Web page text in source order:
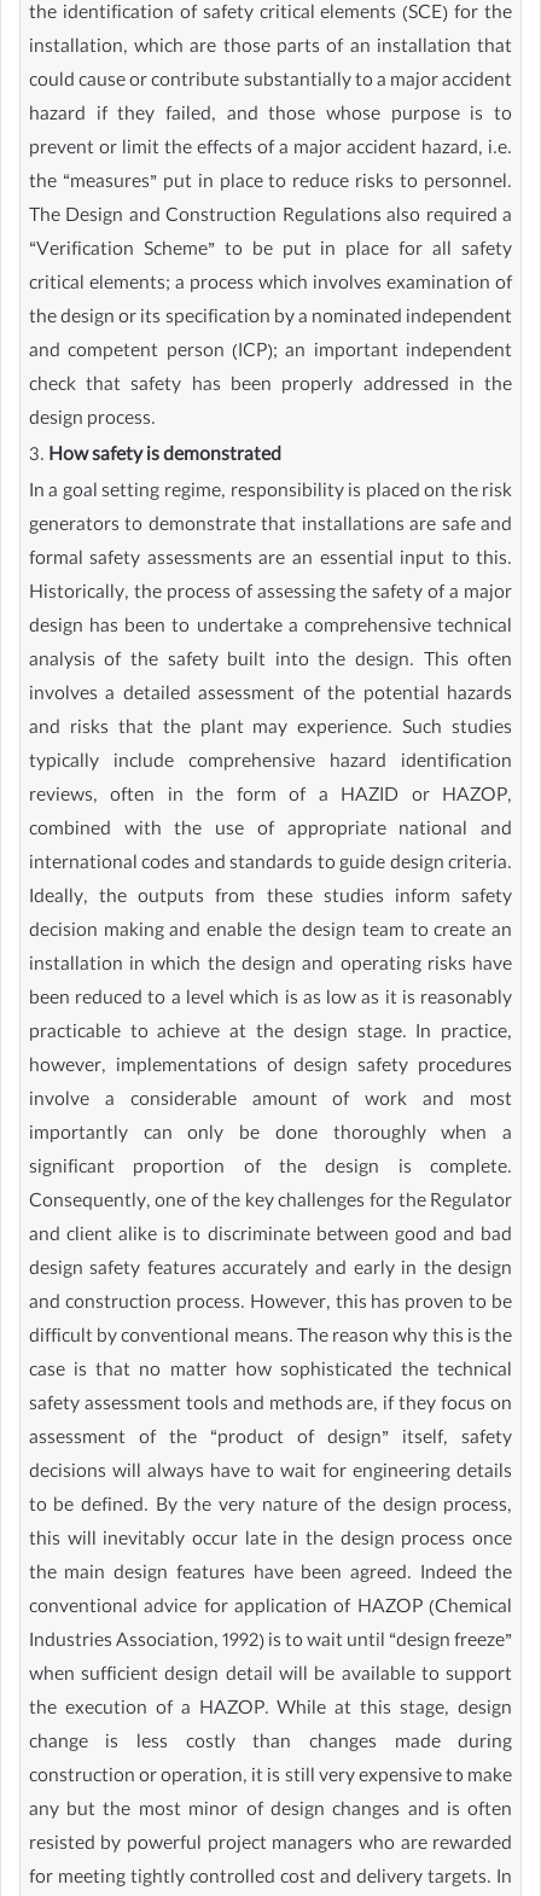
the identification of safety critical elements (SCE) for the
installation, which are those parts of an installation that
could cause or contribute substantially to a major accident
hazard if they failed, and those whose purpose is to
prevent or limit the effects of a major accident hazard, i.e.
the “measures” put in place to reduce risks to personnel.
The Design and Construction Regulations also required a
“Verification Scheme” to be put in place for all safety
critical elements; a process which involves examination of
the design or its specification by a nominated independent
and competent person (ICP); an important independent
check that safety has been properly addressed in the
design process.
3. How safety is demonstrated
In a goal setting regime, responsibility is placed on the risk
generators to demonstrate that installations are safe and
formal safety assessments are an essential input to this.
Historically, the process of assessing the safety of a major
design has been to undertake a comprehensive technical
analysis of the safety built into the design. This often
involves a detailed assessment of the potential hazards
and risks that the plant may experience. Such studies
typically include comprehensive hazard identification
reviews, often in the form of a HAZID or HAZOP,
combined with the use of appropriate national and
international codes and standards to guide design criteria.
Ideally, the outputs from these studies inform safety
decision making and enable the design team to create an
installation in which the design and operating risks have
been reduced to a level which is as low as it is reasonably
practicable to achieve at the design stage. In practice,
however, implementations of design safety procedures
involve a considerable amount of work and most
importantly can only be done thoroughly when a
significant proportion of the design is complete.
Consequently, one of the key challenges for the Regulator
and client alike is to discriminate between good and bad
design safety features accurately and early in the design
and construction process. However, this has proven to be
difficult by conventional means. The reason why this is the
case is that no matter how sophisticated the technical
safety assessment tools and methods are, if they focus on
assessment of the “product of design” itself, safety
decisions will always have to wait for engineering details
to be defined. By the very nature of the design process,
this will inevitably occur late in the design process once
the main design features have been agreed. Indeed the
conventional advice for application of HAZOP (Chemical
Industries Association, 1992) is to wait until “design freeze”
when sufficient design detail will be available to support
the execution of a HAZOP. While at this stage, design
change is less costly than changes made during
construction or operation, it is still very expensive to make
any but the most minor of design changes and is often
resisted by powerful project managers who are rewarded
for meeting tightly controlled cost and delivery targets. In